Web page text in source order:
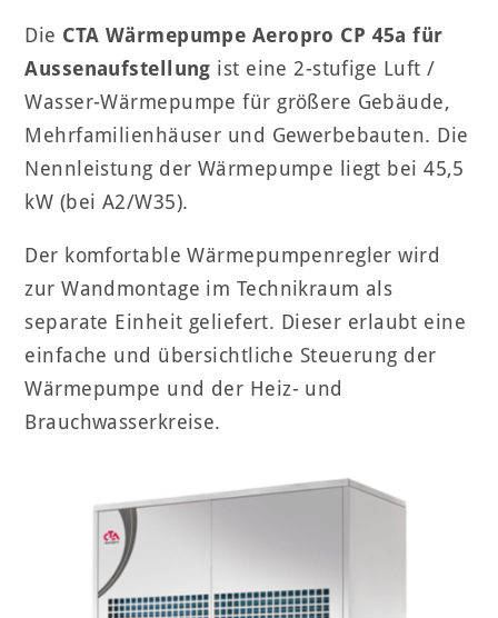
Die CTA Wärmepumpe Aeropro CP 45a für
Aussenaufstellung ist eine 2-stufige Luft /
Wasser-Wärmepumpe für größere Gebäude,
Mehrfamilienhäuser und Gewerbebauten. Die
Nennleistung der Wärmepumpe liegt bei 45,5
kW (bei A2/W35).
Der komfortable Wärmepumpenregler wird
zur Wandmontage im Technikraum als
separate Einheit geliefert. Dieser erlaubt eine
einfache und übersichtliche Steuerung der
Wärmepumpe und der Heiz- und
Brauchwasserkreise.